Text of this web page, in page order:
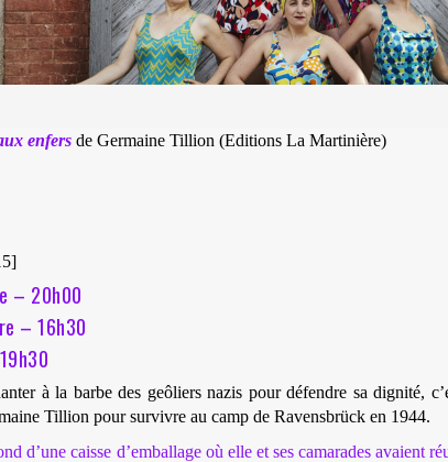
enfersde Germaine Tillion (Editions La Martinière)
– 20h00
– 16h30
à la barbe des geôliers nazis pour défendre sa dignité,
Tillion pour survivre au camp de Ravensbrück en 1944.
d’une caisse d’emballage où elle et ses camarades avaient